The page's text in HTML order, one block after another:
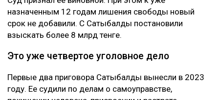
Жунусова остался долг перед «ВТБ Банком» на
сумму более 8 млрд тенге.
Что решила судья
Сатыбалды вину не признала. Она заявила, что не
себя виновной в том, что у Жунусова образовался
многомиллиардный долг перед банком.